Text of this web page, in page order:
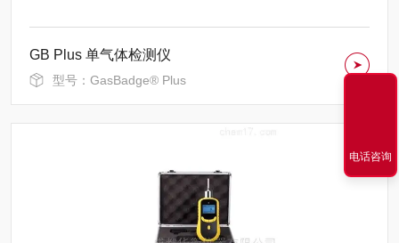
GB Plus 单气体检测仪
型号：GasBadge® Plus
电话咨询